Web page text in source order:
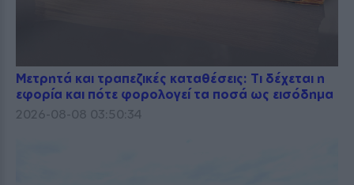
Μετρητά και τραπεζικές καταθέσεις: Τι δέχεται η
εφορία και πότε φορολογεί τα ποσά ως εισόδημα
2026-08-08 03:50:34